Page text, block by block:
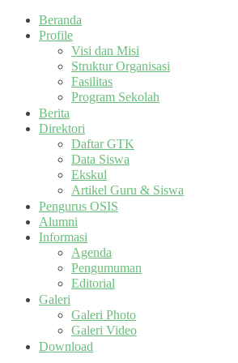
Beranda
Profile
Visi dan Misi
Struktur Organisasi
Fasilitas
Program Sekolah
Berita
Direktori
Daftar GTK
Data Siswa
Ekskul
Artikel Guru & Siswa
Pengurus OSIS
Alumni
Informasi
Agenda
Pengumuman
Editorial
Galeri
Galeri Photo
Galeri Video
Download